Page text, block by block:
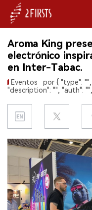
INICIO
EMPRESA
REGULACIÓN
CHINA
DATOS
EXPOSICIÓN
Aroma King
electrónico
en Inter-Tabac.
Eventos
por { "type":
"description": "", "auth":